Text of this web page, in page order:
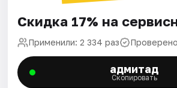
Скидка 17% на
Применили: 2 334 раз
адмитад
Скопировать